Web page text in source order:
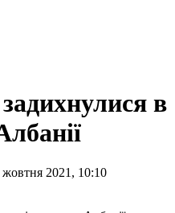
в
2021, 10:10